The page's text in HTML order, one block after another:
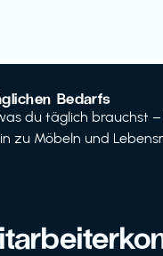
Bedarfs
du täglich brauchst
zu Möbeln und